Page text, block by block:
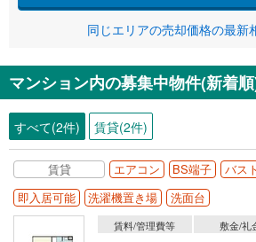
同じエリアの売却価格の最新
マンション内の募集中物件(新着
すべて(2件) 賃貸(2件)
賃貸 エアコン BS端子 バス
即入居可能
洗濯機置き場 洗面台
賃料/管理費等 敷金/礼